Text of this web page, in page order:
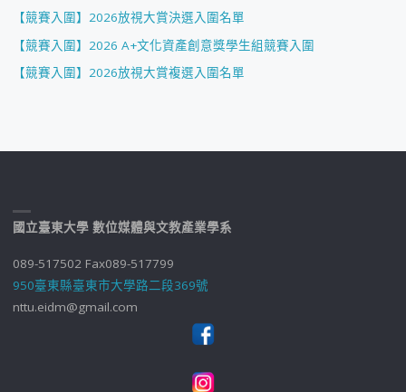
【競賽入圍】2026放視大賞決選入圍名單
【競賽入圍】2026 A+文化資產創意獎學生組競賽入圍
【競賽入圍】2026放視大賞複選入圍名單
國立臺東大學 數位媒體與文教產業學系
089-517502 Fax089-517799
950臺東縣臺東市大學路二段369號
nttu.eidm@gmail.com